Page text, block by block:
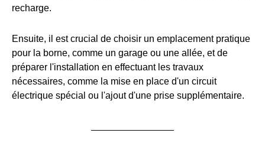
recharge.
Ensuite, il est crucial de choisir un emplacement pratique
pour la borne, comme un garage ou une allée, et de
préparer l'installation en effectuant les travaux
nécessaires, comme la mise en place d'un circuit
électrique spécial ou l'ajout d'une prise supplémentaire.